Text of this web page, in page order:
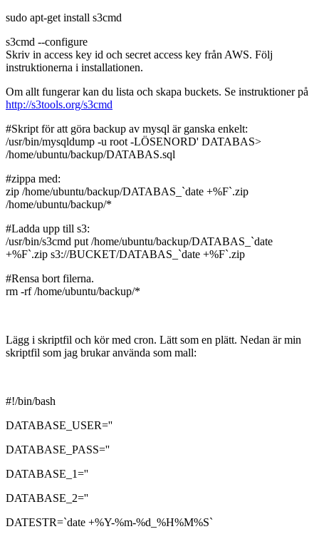
sudo apt-get install s3cmd
s3cmd --configure
Skriv in access key id och secret access key från AWS. Följ
instruktionerna i installationen.
Om allt fungerar kan du lista och skapa buckets. Se instruktioner på
http://s3tools.org/s3cmd
#Skript för att göra backup av mysql är ganska enkelt:
/usr/bin/mysqldump -u root -LÖSENORD' DATABAS>
/home/ubuntu/backup/DATABAS.sql
#zippa med:
zip /home/ubuntu/backup/DATABAS_`date +%F`.zip
/home/ubuntu/backup/*
#Ladda upp till s3:
/usr/bin/s3cmd put /home/ubuntu/backup/DATABAS_`date
+%F`.zip s3://BUCKET/DATABAS_`date +%F`.zip
#Rensa bort filerna.
rm -rf /home/ubuntu/backup/*
Lägg i skriptfil och kör med cron. Lätt som en plätt. Nedan är min
skriptfil som jag brukar använda som mall:
#!/bin/bash
DATABASE_USER=''
DATABASE_PASS=''
DATABASE_1=''
DATABASE_2=''
DATESTR=`date +%Y-%m-%d_%H%M%S`